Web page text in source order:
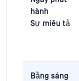
hành
Sự miêu tả
Bằng sáng